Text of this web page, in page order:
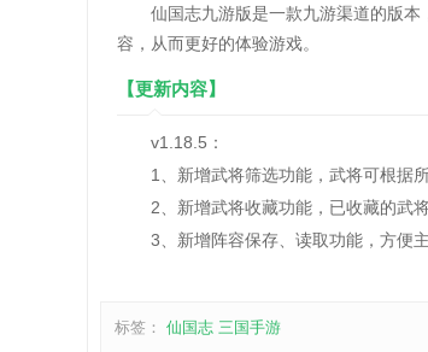
仙国志九游版是一款九游渠道的版本
容，从而更好的体验游戏。
【更新内容】
v1.18.5：
1、新增武将筛选功能，武将可根据所
2、新增武将收藏功能，已收藏的武将
3、新增阵容保存、读取功能，方便主
标签： 仙国志 三国手游